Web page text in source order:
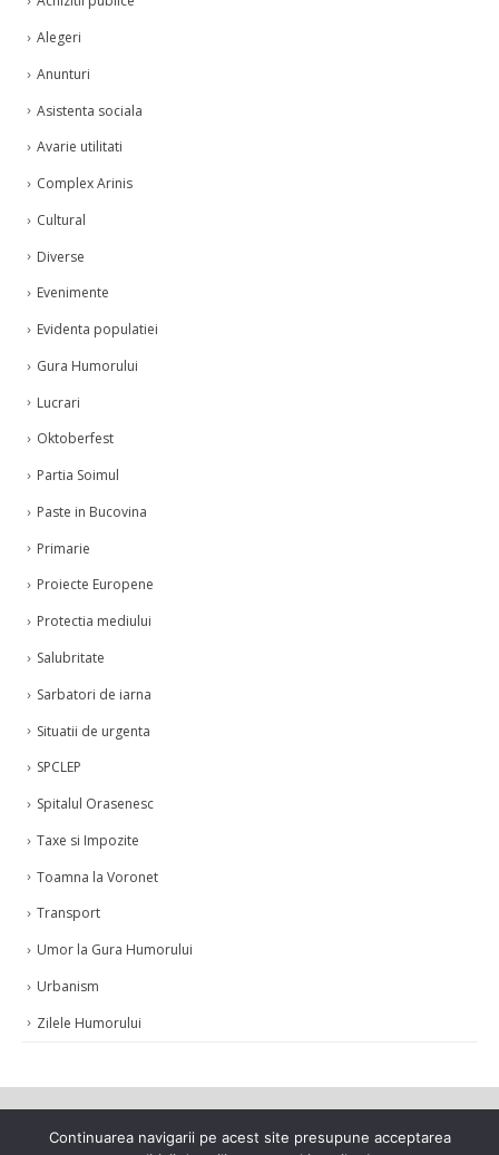
Alegeri
Anunturi
Asistenta sociala
Avarie utilitati
Complex Arinis
Cultural
Diverse
Evenimente
Evidenta populatiei
Gura Humorului
Lucrari
Oktoberfest
Partia Soimul
Paste in Bucovina
Primarie
Proiecte Europene
Protectia mediului
Salubritate
Sarbatori de iarna
Situatii de urgenta
SPCLEP
Spitalul Orasenesc
Taxe si Impozite
Toamna la Voronet
Transport
Umor la Gura Humorului
Urbanism
Zilele Humorului
Continuarea navigarii pe acest site presupune acceptarea